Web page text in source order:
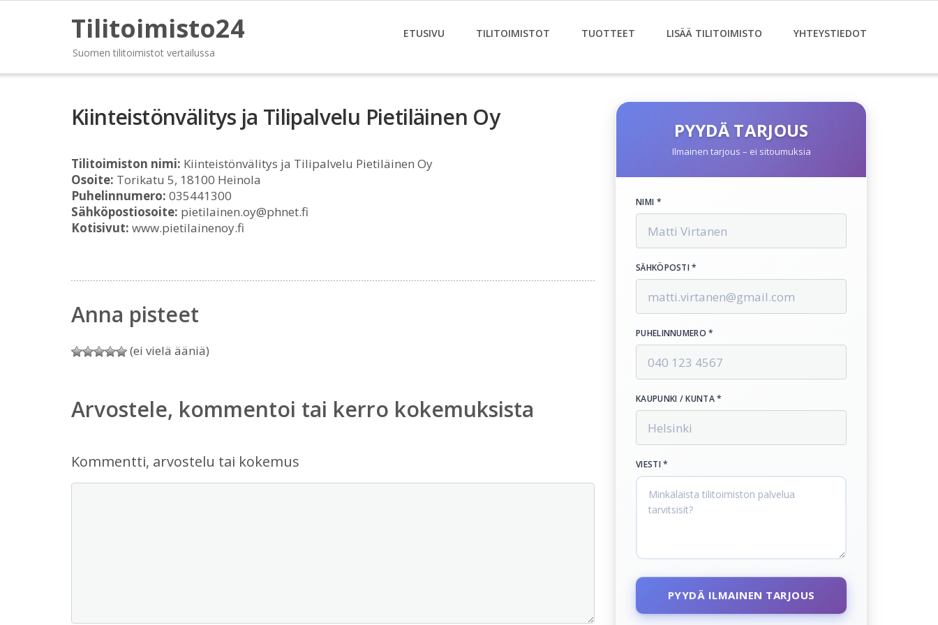
Tilitoimisto24
Suomen tilitoimistot vertailussa
ETUSIVU TILITOIMISTOT TUOTTEET LISÄÄ TILITOIMISTO YHTEYSTIEDOT
Kiinteistönvälitys ja Tilipalvelu Pietiläinen Oy
Tilitoimiston nimi: Kiinteistönvälitys ja Tilipalvelu Pietiläinen Oy
Osoite: Torikatu 5, 18100 Heinola
Puhelinnumero: 035441300
Sähköpostiosoite: pietilainen.oy@phnet.fi
Kotisivut: www.pietilainenoy.fi
Anna pisteet
(ei vielä ääniä)
Arvostele, kommentoi tai kerro kokemuksista
Kommentti, arvostelu tai kokemus
PYYDÄ TARJOUS
Ilmainen tarjous – ei sitoumuksia
NIMI *
SÄHKÖPOSTI *
PUHELINNUMERO *
KAUPUNKI / KUNTA *
VIESTI *
PYYDÄ ILMAINEN TARJOUS